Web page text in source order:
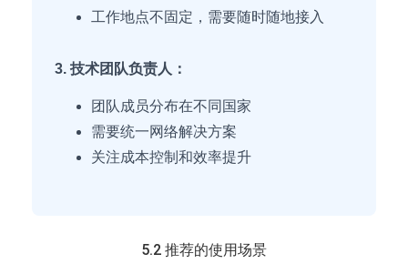
工作地点不固定，需要随时随地接入
3. 技术团队负责人：
团队成员分布在不同国家
需要统一网络解决方案
关注成本控制和效率提升
5.2 推荐的使用场景